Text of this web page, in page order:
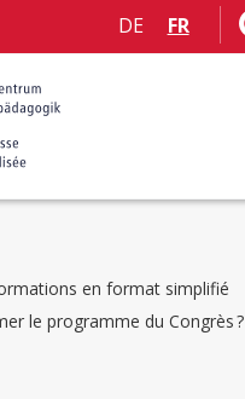
DE FR
en format simplifié
le programme du Congrès ?